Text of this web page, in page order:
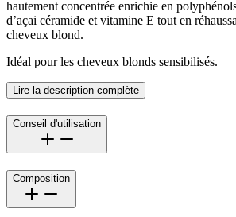
hautement concentrée enrichie en
d’açai céramide et vitamine E tout en
cheveux blond.
Idéal pour les cheveux blonds sensibilisés.
Lire la description complète
Conseil d'utilisation
Composition